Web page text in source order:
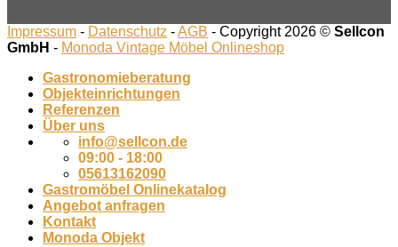
Impressum - Datenschutz -AGB - Copyright 2026 © Sellcon
GmbH - Monoda Vintage Möbel Onlineshop
Gastronomieberatung
Objekteinrichtungen
Referenzen
Über uns
info@sellcon.de
09:00 - 18:00
05613162090
Gastromöbel Onlinekatalog
Angebot anfragen
Kontakt
Monoda Objekt